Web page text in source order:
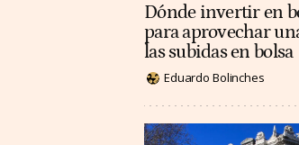
Dónde invertir en
para aprovechar
las subidas en bolsa
Eduardo Bolinches